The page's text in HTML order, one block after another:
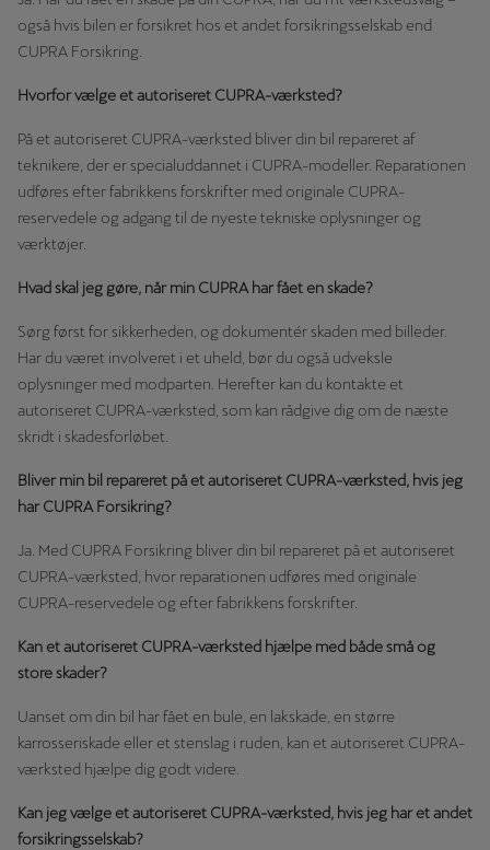
også hvis bilen er forsikret hos et andet forsikringsselskab end
CUPRA Forsikring.
Hvorfor vælge et autoriseret CUPRA-værksted?
På et autoriseret CUPRA-værksted bliver din bil repareret af
teknikere, der er specialuddannet i CUPRA-modeller. Reparationen
udføres efter fabrikkens forskrifter med originale CUPRA-
reservedele og adgang til de nyeste tekniske oplysninger og
værktøjer.
Hvad skal jeg gøre, når min CUPRA har fået en skade?
Sørg først for sikkerheden, og dokumentér skaden med billeder.
Har du været involveret i et uheld, bør du også udveksle
oplysninger med modparten. Herefter kan du kontakte et
autoriseret CUPRA-værksted, som kan rådgive dig om de næste
skridt i skadesforløbet.
Bliver min bil repareret på et autoriseret CUPRA-værksted, hvis jeg
har CUPRA Forsikring?
Ja. Med CUPRA Forsikring bliver din bil repareret på et autoriseret
CUPRA-værksted, hvor reparationen udføres med originale
CUPRA-reservedele og efter fabrikkens forskrifter.
Kan et autoriseret CUPRA-værksted hjælpe med både små og
store skader?
Uanset om din bil har fået en bule, en lakskade, en større
karrosseriskade eller et stenslag i ruden, kan et autoriseret CUPRA-
værksted hjælpe dig godt videre.
Kan jeg vælge et autoriseret CUPRA-værksted, hvis jeg har et andet
forsikringsselskab?